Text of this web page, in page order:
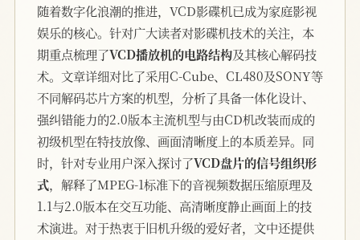
随着数字化浪潮的推进，VCD影碟机已成为家庭影视
娱乐的核心。针对广大读者对影碟机技术的关注，本
期重点梳理了VCD播放机的电路结构及其核心解码技
术。文章详细对比了采用C-Cube、CL480及SONY等
不同解码芯片方案的机型，分析了具备一体化设计、
强纠错能力的2.0版本主流机型与由CD机改装而成的
初级机型在特技放像、画面清晰度上的本质差异。同
时，针对专业用户深入探讨了VCD盘片的信号组织形
式，解释了MPEG-1标准下的音视频数据压缩原理及
1.1与2.0版本在交互功能、高清晰度静止画面上的技
术演进。对于热衷于旧机升级的爱好者，文中还提供